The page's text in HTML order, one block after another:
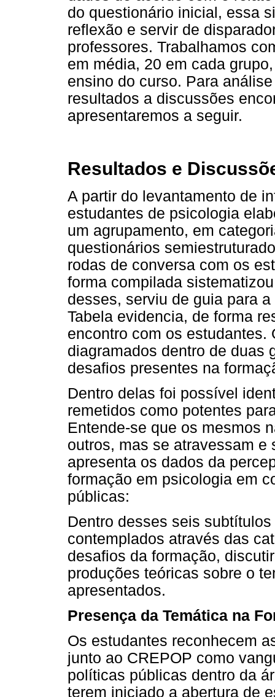
do questionário inicial, essa
reflexão e servir de
professores. Trabalhamos
em média, 20 em cada
ensino do curso. Para
resultados a discussões
apresentaremos a seguir.
Resultados e
A partir do levantamento de
estudantes de psicologia
um agrupamento, em
questionários
rodas de conversa com os
forma compilada
desses, serviu de guia para
Tabela evidencia, de forma
encontro com os estudantes.
diagramados dentro de duas
desafios presentes na
Dentro delas foi possível
remetidos como potentes
Entende-se que os mesmos
outros, mas se atravessam
apresenta os dados da
formação em psicologia em
públicas:
Dentro desses seis
contemplados através das
desafios da formação,
produções teóricas sobre o
apresentados.
Presença da Temática na
Os estudantes reconhecem
junto ao CREPOP como
políticas públicas dentro da
terem iniciado a abertura de